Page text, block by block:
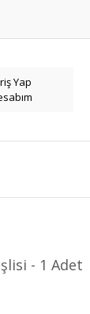
Yap
- 1 Adet